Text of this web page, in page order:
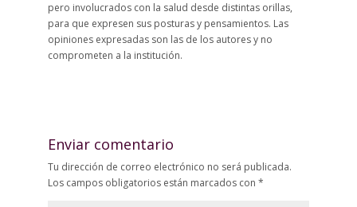
pero involucrados con la salud desde distintas orillas,
para que expresen sus posturas y pensamientos. Las
opiniones expresadas son las de los autores y no
comprometen a la institución.
Enviar comentario
Tu dirección de correo electrónico no será publicada.
Los campos obligatorios están marcados con *